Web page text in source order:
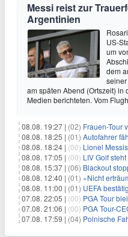
Messi reist zur
Argentinien
US-
um
dem
am späten Abend (Ortszeit) in
Medien berichteten. Vom
08.08. 19:27 | (02) Frauen-Tour
08.08. 18:25 | (01) Autofahrer
08.08. 18:24 | (00) Lionel Messis
08.08. 17:05 | (00) LIV Golf steht an einem
08.08. 15:37 | (06) Blackout
08.08. 12:40 | (01) «Nicht
08.08. 11:00 | (01) UEFA bestätigt
07.08. 22:05 | (00) PGA Tour bleibt
07.08. 21:06 | (00) PGA Tour-CEO weist
07.08. 17:59 | (04) Polnische